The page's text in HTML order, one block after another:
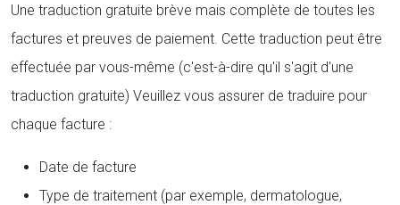
Une traduction gratuite brève mais complète de toutes les
factures et preuves de paiement. Cette traduction peut être
effectuée par vous-même (c'est-à-dire qu'il s'agit d'une
traduction gratuite) Veuillez vous assurer de traduire pour
chaque facture :
Date de facture
Type de traitement (par exemple, dermatologue,